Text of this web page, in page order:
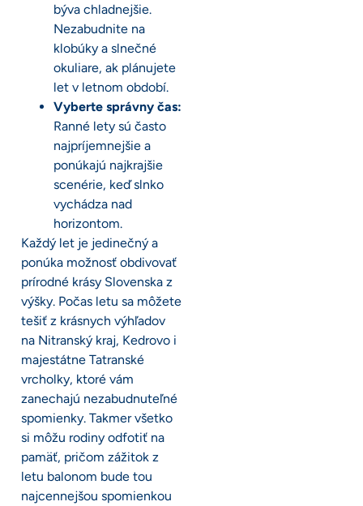
býva chladnejšie.
Nezabudnite na
klobúky a slnečné
okuliare, ak plánujete
let v letnom období.
Vyberte správny čas:
Ranné lety sú často
najpríjemnejšie a
ponúkajú najkrajšie
scenérie, keď slnko
vychádza nad
horizontom.
Každý let je jedinečný a
ponúka možnosť obdivovať
prírodné krásy Slovenska z
výšky. Počas letu sa môžete
tešiť z krásnych výhľadov
na Nitranský kraj, Kedrovo i
majestátne Tatranské
vrcholky, ktoré vám
zanechajú nezabudnuteľné
spomienky. Takmer všetko
si môžu rodiny odfotiť na
pamäť, pričom zážitok z
letu balonom bude tou
najcennejšou spomienkou